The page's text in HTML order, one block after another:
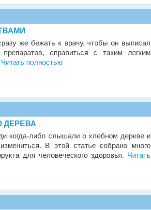
же бежать к врачу, чтобы он выписал
справиться с таким легким
Читать полностью
ДЕРЕВА
когда-либо слышали о хлебном дереве и
В этой статье собрано много
для человеческого здоровья. Читать